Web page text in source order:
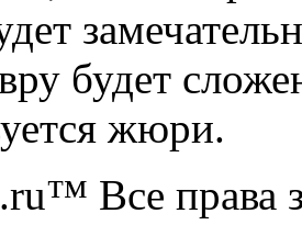
будет
жюри.
Все права